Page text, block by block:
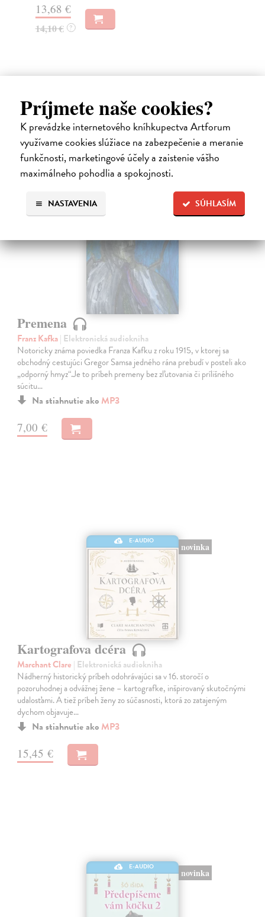
Príjmete naše cookies?
K prevádzke internetového kníhkupectva Artforum
využívame cookies slúžiace na zabezpečenie a meranie
funkčnosti, marketingové účely a zaistenie vášho
maximálneho pohodlia a spokojnosti.
SÚHLASÍM
NASTAVENIA
13,68 €
14,10 € ?
svetové a prekladové audioknihy
Premena
Franz Kafka| Elektronická audiokniha
Notoricky známa poviedka Franza Kafku z roku 1915, v ktorej sa
obchodný cestujúci Gregor Samsa jedného rána prebudí v posteli ako
„odporný hmyz“.Je to príbeh premeny bez zľutovania či prílišného
súcitu…
Na stiahnutie ako MP3
7,00 €
E-AUDIO
novinka
Kartografova dcéra
Marchant Clare | Elektronická audiokniha
Nádherný historický príbeh odohrávajúci sa v 16. storočí o
pozoruhodnej a odvážnej žene – kartografke, inšpirovaný skutočnými
udalosťami. A tiež príbeh ženy zo súčasnosti, ktorá zo zatajeným
dychom objavuje…
Na stiahnutie ako MP3
15,45 €
E-AUDIO
novinka